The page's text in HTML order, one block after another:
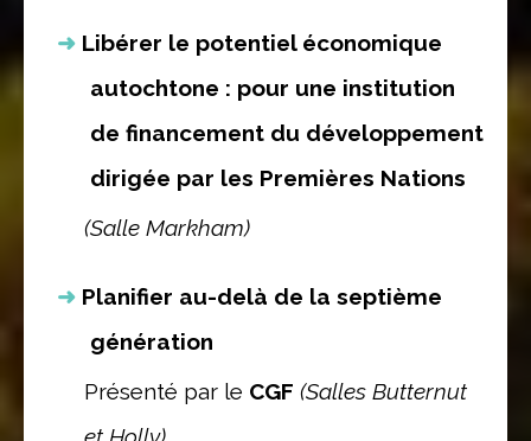
Libérer le potentiel économique
autochtone : pour une institution
de financement du développement
dirigée par les Premières Nations
(Salle Markham)
Planifier au-delà de la septième
génération
Présenté par le CGF (Salles Butternut